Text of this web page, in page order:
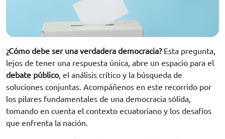
¿Cómo debe ser una verdadera democracia?Esta pregunta,
lejos de tener una respuesta única, abre un espacio para el
debate público, el análisis crítico y la búsqueda de
soluciones conjuntas. Acompáñenos en este recorrido por
los pilares fundamentales de una democracia sólida,
tomando en cuenta el contexto ecuatoriano y los desafíos
que enfrenta la nación.